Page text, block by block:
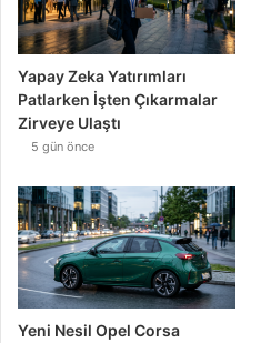
Yapay Zeka Yatırımları
Patlarken İşten Çıkarmalar
Zirveye Ulaştı
5 gün önce
Yeni Nesil Opel Corsa